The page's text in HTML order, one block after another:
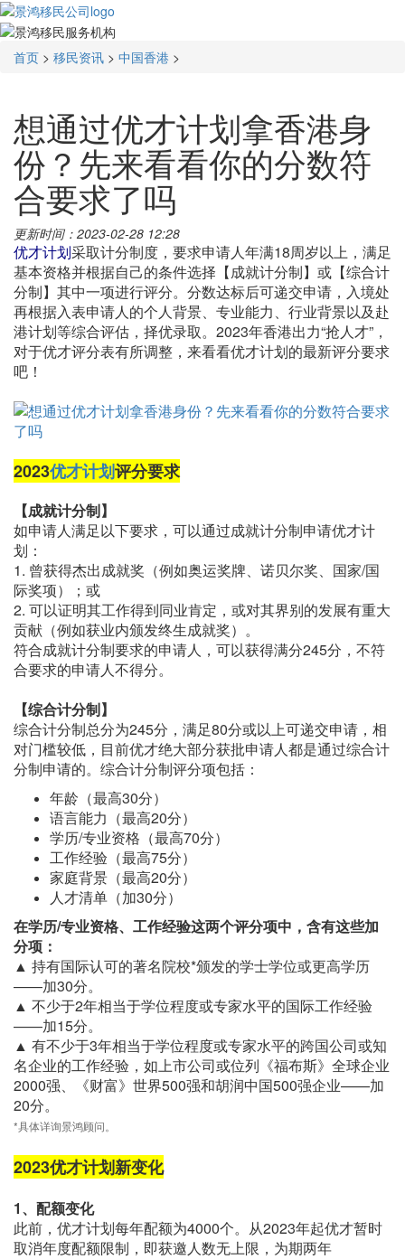
首页 > 移民资讯 > 中国香港 >
想通过优才计划拿香港身
份？先来看看你的分数符
合要求了吗
更新时间：2023-02-28 12:28
优才计划采取计分制度，要求申请人年满18周岁以上，满足
基本资格并根据自己的条件选择【成就计分制】或【综合计
分制】其中一项进行评分。分数达标后可递交申请，入境处
再根据入表申请人的个人背景、专业能力、行业背景以及赴
港计划等综合评估，择优录取。2023年香港出力“抢人才”，
对于优才评分表有所调整，来看看优才计划的最新评分要求
吧！
2023优才计划评分要求
【成就计分制】
如申请人满足以下要求，可以通过成就计分制申请优才计
划：
1. 曾获得杰出成就奖（例如奥运奖牌、诺贝尔奖、国家/国
际奖项）；或
2. 可以证明其工作得到同业肯定，或对其界别的发展有重大
贡献（例如获业内颁发终生成就奖）。
符合成就计分制要求的申请人，可以获得满分245分，不符
合要求的申请人不得分。
【综合计分制】
综合计分制总分为245分，满足80分或以上可递交申请，相
对门槛较低，目前优才绝大部分获批申请人都是通过综合计
分制申请的。综合计分制评分项包括：
年龄（最高30分）
语言能力（最高20分）
学历/专业资格（最高70分）
工作经验（最高75分）
家庭背景（最高20分）
人才清单（加30分）
在学历/专业资格、工作经验这两个评分项中，含有这些加
分项：
▲ 持有国际认可的著名院校*颁发的学士学位或更高学历
——加30分。
▲ 不少于2年相当于学位程度或专家水平的国际工作经验
——加15分。
▲ 有不少于3年相当于学位程度或专家水平的跨国公司或知
名企业的工作经验，如上市公司或位列《福布斯》全球企业
2000强、《财富》世界500强和胡润中国500强企业——加
20分。
*具体详询景鸿顾问。
2023优才计划新变化
1、配额变化
此前，优才计划每年配额为4000个。从2023年起优才暂时
取消年度配额限制，即获邀人数无上限，为期两年